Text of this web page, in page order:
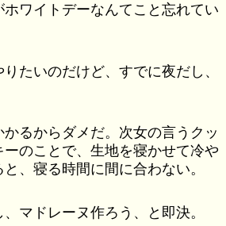
ワイトデーなんてこと忘れてい
たいのだけど、すでに夜だし、
るからダメだ。次女の言うクッ
のことで、生地を寝かせて冷や
、寝る時間に間に合わない。
マドレーヌ作ろう、と即決。